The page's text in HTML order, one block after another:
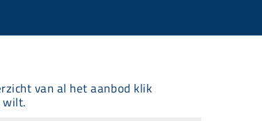
van al het aanbod klik